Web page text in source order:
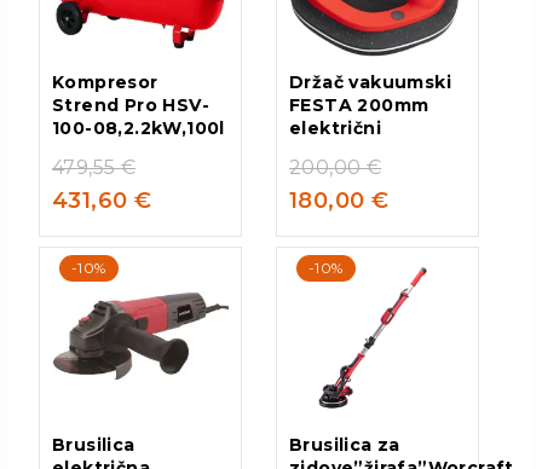
Kompresor
Strend Pro HSV-
100-08,2.2kW,100l
479,55€
431,60 €
Držač vakuumski
FESTA 200mm
električni
200,00€
180,00 €
-10%
Brusilica
-10%
Brusilica za